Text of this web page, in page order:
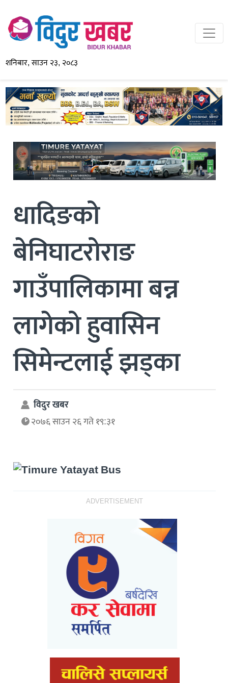
शनिबार, साउन २३, २०८३
धादिङको
बेनिघाटरोराङ
गाउँपालिकामा बन्न
लागेको हुवासिन
सिमेन्टलाई झड्का
विदुर खबर
२०७६ साउन २६ गते १९:३१
ADVERTISEMENT